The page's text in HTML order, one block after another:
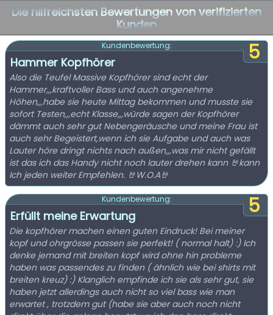
Die hilfreichsten Bewertungen von verifizierten
Kunden
5
Kundenbewertung:
Hammer Kopfhörer
Also die Teufel Massive Kopfhörer sind echt der
Hammer,,,kraftvoller Bass und auch angenehme
Höhen,,,habe sie heute Mittag bekommen und musste sie
sofort Testen,,,echt Klasse,,,würde sagen der Kopfhörer
dämmt auch sehr gut Nebengeräusche und meine Frau ist
auch sehr Begeistert,wenn ich sie Aufgabe und auch was
Lauter höre dringt nichts nach außen,,,was mir nicht gefällt
ist das ich das Handy nicht noch lauter drehen kann 🤘kann
Ich jeden weiter Empfehlen. 🤘W.O.A🤘
5
Kundenbewertung:
Erfüllt meine Erwartung
Die kopfhörer machen einen guten Eindruck! Bei meiner
kopf und ohrgrösse passen sie perfekt! ( normal halt) :) Ich
denke jemand mit breiten kopf wird ohne hin probleme
haben was passendes zu finden ( ähnlich wie bei shirts mit
breiten kreuz) :) Klanglich empfinde ich sie als sehr gut, sie
haben jetzt allerdings auch nicht so viel bass wie man
erwartet , trotzdem gut (habe sie aber auch noch nicht